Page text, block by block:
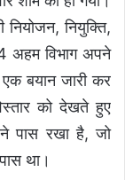
नियुक्ति,
अहम विभाग अपने
बयान जारी कर
को देखते हुए
पास रखा है, जो
था।